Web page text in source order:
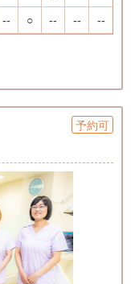
-- ○ -- -- --
予約可